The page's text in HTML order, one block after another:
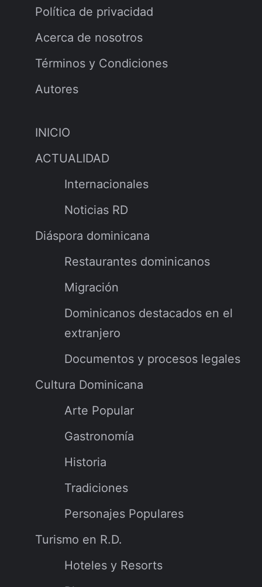
Política de privacidad
Acerca de nosotros
Términos y Condiciones
Autores
INICIO
ACTUALIDAD
Internacionales
Noticias RD
Diáspora dominicana
Restaurantes dominicanos
Migración
Dominicanos destacados en el
extranjero
Documentos y procesos legales
Cultura Dominicana
Arte Popular
Gastronomía
Historia
Tradiciones
Personajes Populares
Turismo en R.D.
Hoteles y Resorts